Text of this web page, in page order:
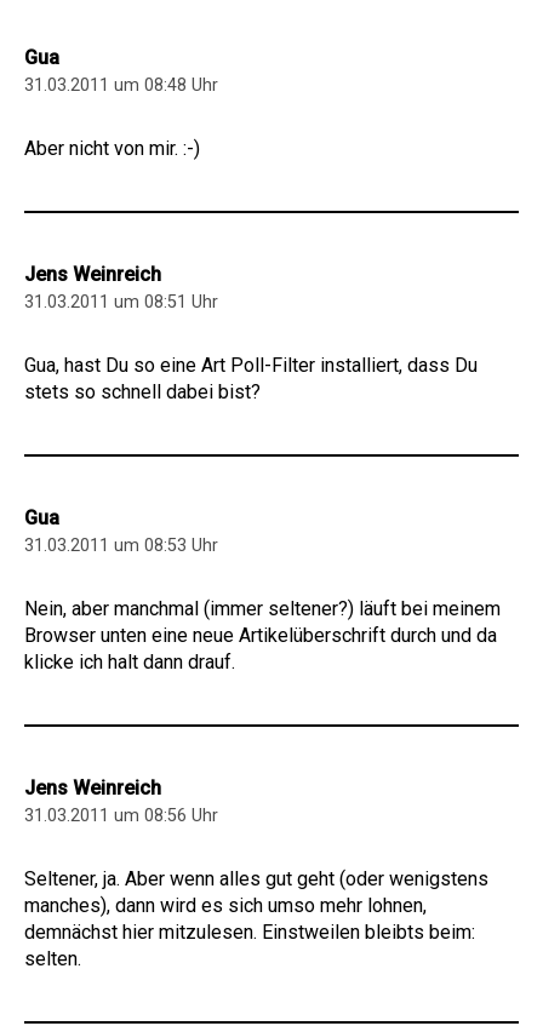
Gua
31.03.2011 um 08:48 Uhr
Aber nicht von mir. :-)
Jens Weinreich
31.03.2011 um 08:51 Uhr
Gua, hast Du so eine Art Poll-Filter installiert, dass Du
stets so schnell dabei bist?
Gua
31.03.2011 um 08:53 Uhr
Nein, aber manchmal (immer seltener?) läuft bei meinem
Browser unten eine neue Artikelüberschrift durch und da
klicke ich halt dann drauf.
Jens Weinreich
31.03.2011 um 08:56 Uhr
Seltener, ja. Aber wenn alles gut geht (oder wenigstens
manches), dann wird es sich umso mehr lohnen,
demnächst hier mitzulesen. Einstweilen bleibts beim:
selten.